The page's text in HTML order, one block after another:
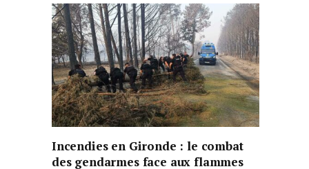
Incendies en Gironde : le combat
des gendarmes face aux flammes